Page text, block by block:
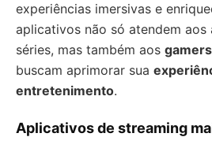
experiências imersivas e
aplicativos não só atendem aos
séries, mas também aos
buscam aprimorar sua
entretenimento.
Aplicativos de streaming